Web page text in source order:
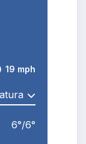
19 mph
6°/6°